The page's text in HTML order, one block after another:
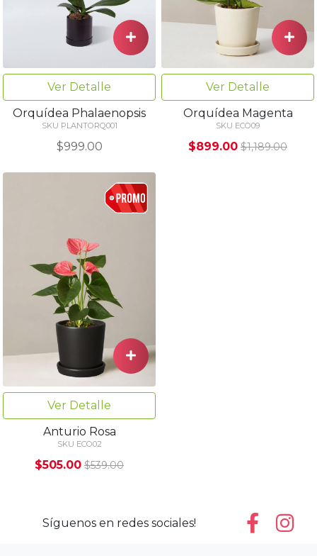
Ver Detalle
Orquídea Phalaenopsis
SKU PLANTORQ001
$999.00
Ver Detalle
Orquídea Magenta
SKU ECO09
$899.00 $1,189.00
Ver Detalle
Anturio Rosa
SKU ECO02
$505.00 $539.00
Síguenos en redes sociales!